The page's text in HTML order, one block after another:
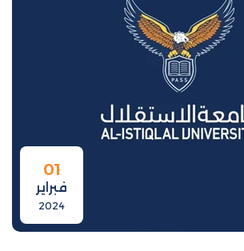
01
فبراير
2024